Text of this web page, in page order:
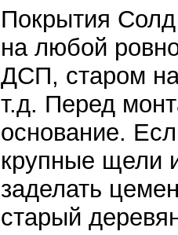
Покрытия
на любой
ДСП, старом
т.д. Перед
основание.
крупные щели
заделать
старый